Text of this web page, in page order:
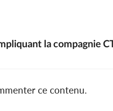
la compagnie
ce contenu.